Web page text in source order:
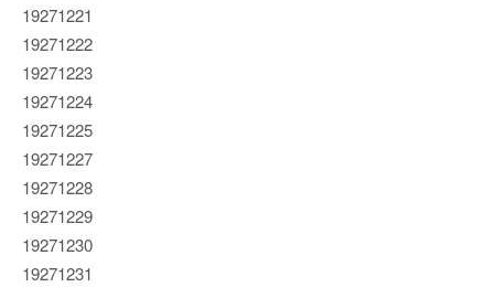
19271221
19271222
19271223
19271224
19271225
19271227
19271228
19271229
19271230
19271231